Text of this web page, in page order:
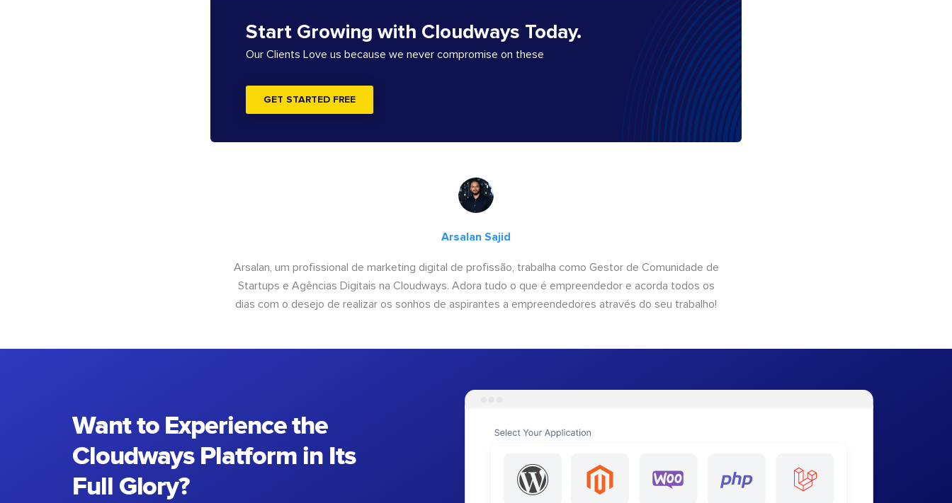
Start Growing with Cloudways Today.
Our Clients Love us because we never compromise on these
GET STARTED FREE
Arsalan Sajid
Arsalan, um profissional de marketing digital de profissão, trabalha como Gestor de Comunidade de
Startups e Agências Digitais na Cloudways. Adora tudo o que é empreendedor e acorda todos os
dias com o desejo de realizar os sonhos de aspirantes a empreendedores através do seu trabalho!
Want to Experience the
Cloudways Platform in Its
Full Glory?